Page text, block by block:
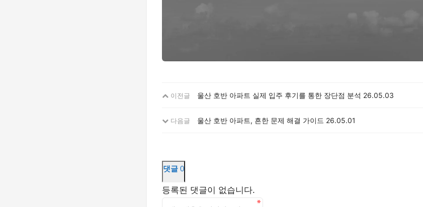
이전글 울산 호반 아파트 실제 입주 후기를 통한 장단점 분석 26.05.03
다음글 울산 호반 아파트, 흔한 문제 해결 가이드 26.05.01
댓글 0
등록된 댓글이 없습니다.